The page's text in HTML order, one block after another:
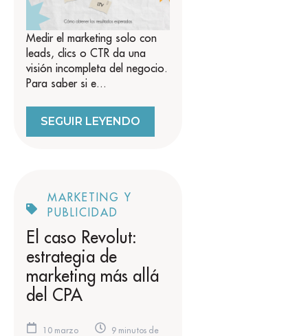
Medir el marketing solo con
leads, clics o CTR da una
visión incompleta del negocio.
Para saber si e...
SEGUIR LEYENDO
MARKETING Y
PUBLICIDAD
El caso Revolut:
estrategia de
marketing más allá
del CPA
10 marzo 9 minutos de